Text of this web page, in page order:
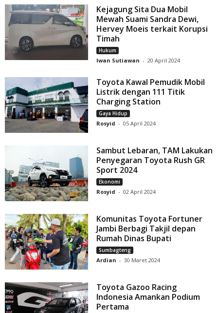
Kejagung Sita Dua Mobil
Mewah Suami Sandra Dewi,
Hervey Moeis terkait Korupsi
Timah
Hukum
Iwan Sutiawan - 20 April 2024
Toyota Kawal Pemudik Mobil
Listrik dengan 111 Titik
Charging Station
Gaya Hidup
Rosyid - 05 April 2024
Sambut Lebaran, TAM Lakukan
Penyegaran Toyota Rush GR
Sport 2024
Ekonomi
Rosyid - 02 April 2024
Komunitas Toyota Fortuner
Jambi Berbagi Takjil depan
Rumah Dinas Bupati
Sumbagteng
Ardian - 30 Maret 2024
Toyota Gazoo Racing
Indonesia Amankan Podium
Pertama